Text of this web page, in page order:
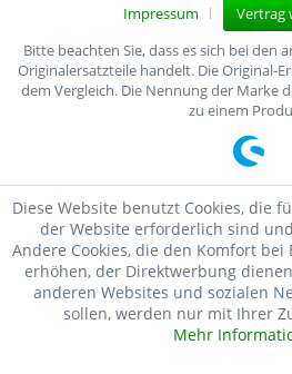
Impressum
Vertrag
Bitte beachten Sie, dass es sich bei den
Originalersatzteile handelt. Die Original-
dem Vergleich. Die Nennung der Marke
zu einem
Diese Website benutzt Cookies, die
der Website erforderlich sind
Andere Cookies, die den Komfort
erhöhen, der Direktwerbung
anderen Websites und sozialen
sollen, werden nur mit Ihrer
Mehr